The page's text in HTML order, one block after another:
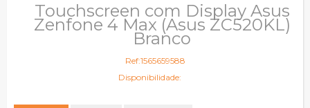
Touchscreen com Display Asus
Zenfone 4 Max (Asus ZC520KL)
Branco
Ref:1565659588
Disponibilidade: